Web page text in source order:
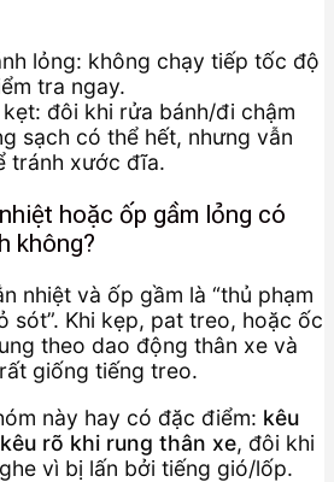
lỏng: không chạy tiếp tốc độ
tra ngay.
đôi khi rửa bánh/đi chậm
sạch có thể hết, nhưng vẫn
tránh xước đĩa.
hoặc ốp gầm lỏng có
không?
nhiệt và ốp gầm là “thủ phạm
sót”. Khi kẹp, pat treo, hoặc ốc
theo dao động thân xe và
giống tiếng treo.
này hay có đặc điểm: kêu
kêu rõ khi rung thân xe, đôi khi
vì bị lấn bởi tiếng gió/lốp.